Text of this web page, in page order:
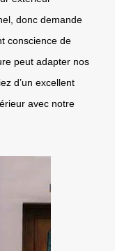
donc demande
conscience de
peut adapter nos
d’un excellent
avec notre